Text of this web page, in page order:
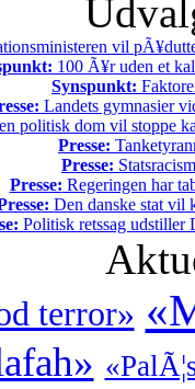
vil
100 Ã¥r uden et
Synspunkt:
Landets gymnasier
politisk dom vil stoppe
Presse:
Presse:
Presse: Regeringen har
Den danske stat vil
Politisk retssag udstiller
terror»